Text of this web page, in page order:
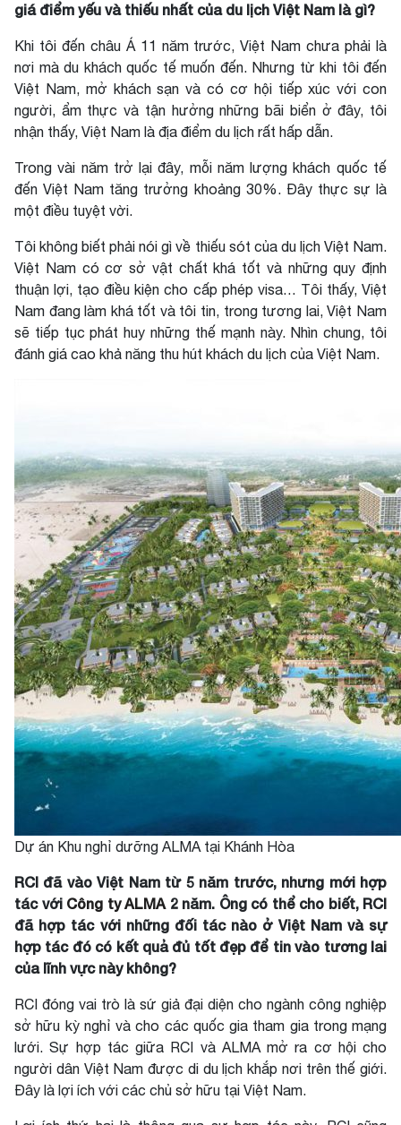
giá điểm yếu và thiếu nhất của du lịch Việt Nam là gì?
Khi tôi đến châu Á 11 năm trước, Việt Nam chưa phải là
nơi mà du khách quốc tế muốn đến. Nhưng từ khi tôi đến
Việt Nam, mở khách sạn và có cơ hội tiếp xúc với con
người, ẩm thực và tận hưởng những bãi biển ở đây, tôi
nhận thấy, Việt Nam là địa điểm du lịch rất hấp dẫn.
Trong vài năm trở lại đây, mỗi năm lượng khách quốc tế
đến Việt Nam tăng trưởng khoảng 30%. Đây thực sự là
một điều tuyệt vời.
Tôi không biết phải nói gì về thiếu sót của du lịch Việt Nam.
Việt Nam có cơ sở vật chất khá tốt và những quy định
thuận lợi, tạo điều kiện cho cấp phép visa… Tôi thấy, Việt
Nam đang làm khá tốt và tôi tin, trong tương lai, Việt Nam
sẽ tiếp tục phát huy những thế mạnh này. Nhìn chung, tôi
đánh giá cao khả năng thu hút khách du lịch của Việt Nam.
Dự án Khu nghỉ dưỡng ALMA tại Khánh Hòa
RCI đã vào Việt Nam từ 5 năm trước, nhưng mới hợp
tác với Công ty ALMA 2 năm. Ông có thể cho biết, RCI
đã hợp tác với những đối tác nào ở Việt Nam và sự
hợp tác đó có kết quả đủ tốt đẹp để tin vào tương lai
của lĩnh vực này không?
RCI đóng vai trò là sứ giả đại diện cho ngành công nghiệp
sở hữu kỳ nghỉ và cho các quốc gia tham gia trong mạng
lưới. Sự hợp tác giữa RCI và ALMA mở ra cơ hội cho
người dân Việt Nam được di du lịch khắp nơi trên thế giới.
Đây là lợi ích với các chủ sở hữu tại Việt Nam.